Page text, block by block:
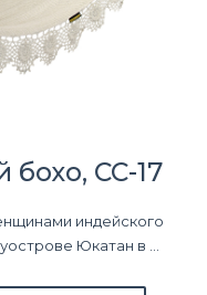
CC-17
индейского
Юкатан в ...